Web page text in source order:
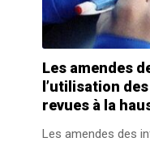
Les amendes
l’utilisation
revues à la
Les amendes des